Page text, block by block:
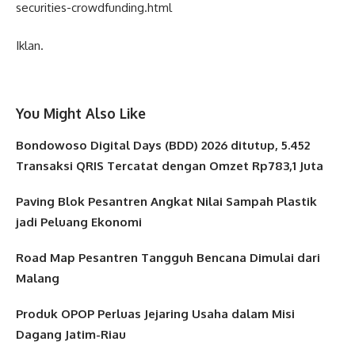
securities-crowdfunding.html
Iklan.
You Might Also Like
Bondowoso Digital Days (BDD) 2026 ditutup, 5.452
Transaksi QRIS Tercatat dengan Omzet Rp783,1 Juta
Paving Blok Pesantren Angkat Nilai Sampah Plastik
jadi Peluang Ekonomi
Road Map Pesantren Tangguh Bencana Dimulai dari
Malang
Produk OPOP Perluas Jejaring Usaha dalam Misi
Dagang Jatim-Riau